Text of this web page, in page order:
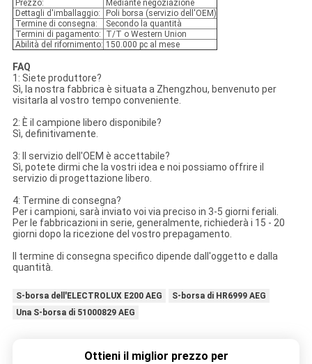
Prezzo:
Mediante negoziazione
Dettagli d'imballaggio:
Poli borsa (servizio dell'OEM)
Termine di consegna:
Secondo la quantità
Termini di pagamento:
T/T o Western Union
Abilità del rifornimento: 150.000 pc al mese
FAQ
1: Siete produttore?
Sì, la nostra fabbrica è situata a Zhengzhou, benvenuto per
visitarla al vostro tempo conveniente.
2: È il campione libero disponibile?
Sì, definitivamente.
3: Il servizio dell'OEM è accettabile?
Sì, potete dirmi che la vostri idea e noi possiamo offrire il
servizio di progettazione libero.
4: Termine di consegna?
Per i campioni, sarà inviato voi via preciso in 3-5 giorni feriali.
Per le fabbricazioni in serie, generalmente, richiederà i 15 - 20
giorni dopo la ricezione del vostro prepagamento.
Il termine di consegna specifico dipende dall'oggetto e dalla
quantità.
S-borsa dell'ELECTROLUX E200 AEG
S-borsa di HR6999 AEG
Una S-borsa di 51000829 AEG
Ottieni il miglior prezzo per